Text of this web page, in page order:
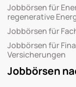
Jobbörsen für
regenerative
Jobbörsen für
Jobbörsen für
Versicherungen
Jobbörsen